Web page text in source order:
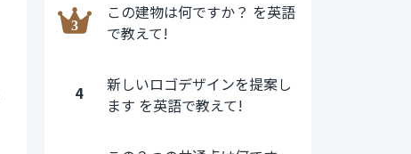
この建物は何ですか？ を英語
で教えて!
4
新しいロゴデザインを提案し
ます を英語で教えて!